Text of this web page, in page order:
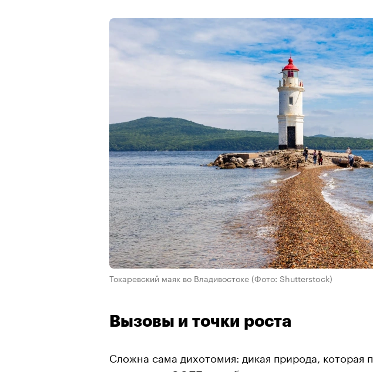
Токаревский маяк во Владивостоке (Фото: Shutterstock)
Вызовы и точки роста
Сложна сама дихотомия: дикая природа, которая